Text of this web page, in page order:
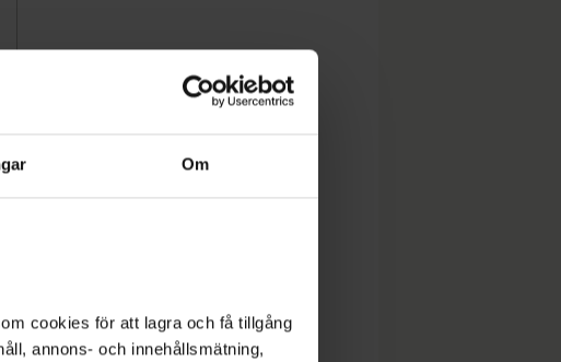
Om
cookies för att lagra och få tillgång
annons- och innehållsmätning,